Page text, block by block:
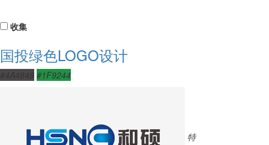
收集
国投绿色LOGO设计
#4A4849 #1F9244
特